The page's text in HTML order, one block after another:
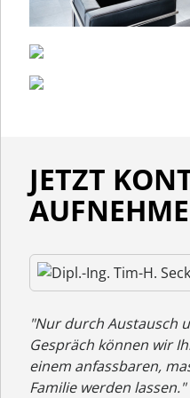
JETZT
"Nur durch Austausch
Gespräch können wir
einem anfassbaren,
Familie werden lassen."